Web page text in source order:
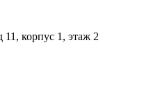
11, корпус 1, этаж 2